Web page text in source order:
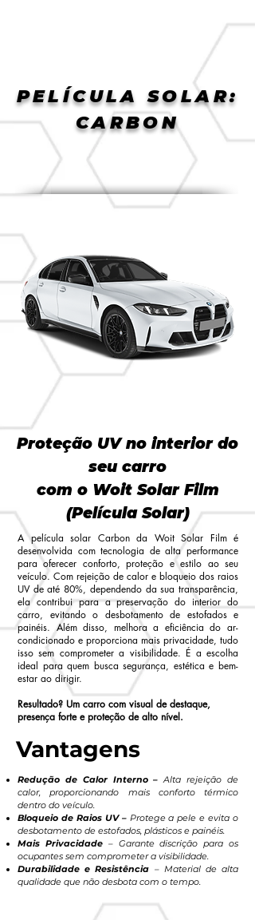
PELÍCULA SOLAR:
CARBON
Proteção UV no interior do
seu carro
com o Woit Solar Film
(Película Solar)
A película solar Carbon da Woit Solar Film é
desenvolvida com tecnologia de alta performance
para oferecer conforto, proteção e estilo ao seu
veículo. Com rejeição de calor e bloqueio dos raios
UV de até 80%, dependendo da sua transparência,
ela contribui para a preservação do interior do
carro, evitando o desbotamento de estofados e
painéis. Além disso, melhora a eficiência do ar-
condicionado e proporciona mais privacidade, tudo
isso sem comprometer a visibilidade. É a escolha
ideal para quem busca segurança, estética e bem-
estar ao dirigir.
Resultado? Um carro com visual de destaque,
presença forte e proteção de alto nível.
Vantagens
Redução de Calor Interno –Alta rejeição de
calor, proporcionando mais conforto térmico
dentro do veículo.
Bloqueio de Raios UV – Protege a pele e evita o
desbotamento de estofados, plásticos e painéis.
Mais Privacidade– Garante discrição para os
ocupantes sem comprometer a visibilidade.
Durabilidade e Resistência – Material de alta
qualidade que não desbota com o tempo.